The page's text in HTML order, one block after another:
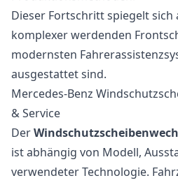
Dieser Fortschritt spiegelt
komplexer werdenden
modernsten
ausgestattet sind.
Mercedes-Benz
& Service
Der
ist abhängig von Modell,
verwendeter Technologie.